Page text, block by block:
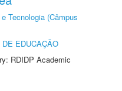
Tecnologia (Câmpus
DE EDUCAÇÃO
RDIDP Academic